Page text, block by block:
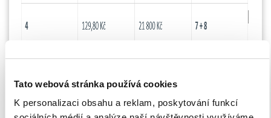
Tato webová stránka používá cookies
K personalizaci obsahu a reklam, poskytování funkcí